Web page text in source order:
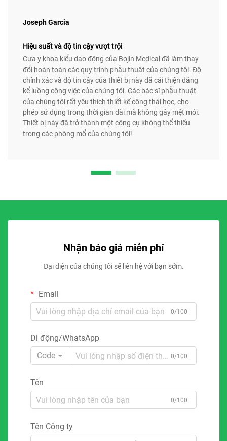
Joseph Garcia
Hiệu suất và độ tin cậy vượt trội
Cưa y khoa kiểu dao động của Bojin Medical đã làm thay
đổi hoàn toàn các quy trình phẫu thuật của chúng tôi. Độ
chính xác và độ tin cậy của thiết bị này đã cải thiện đáng
kể luồng công việc của chúng tôi. Các bác sĩ phẫu thuật
của chúng tôi rất yêu thích thiết kế công thái học, cho
phép sử dụng trong thời gian dài mà không gây mệt mỏi.
Thiết bị này đã trở thành một công cụ không thể thiếu
trong các phòng mổ của chúng tôi!
Nhận báo giá miễn phí
Đại diện của chúng tôi sẽ liên hệ với bạn sớm.
Email
0/100
Di động/WhatsApp
Code
0/100
Tên
0/100
Tên Công ty